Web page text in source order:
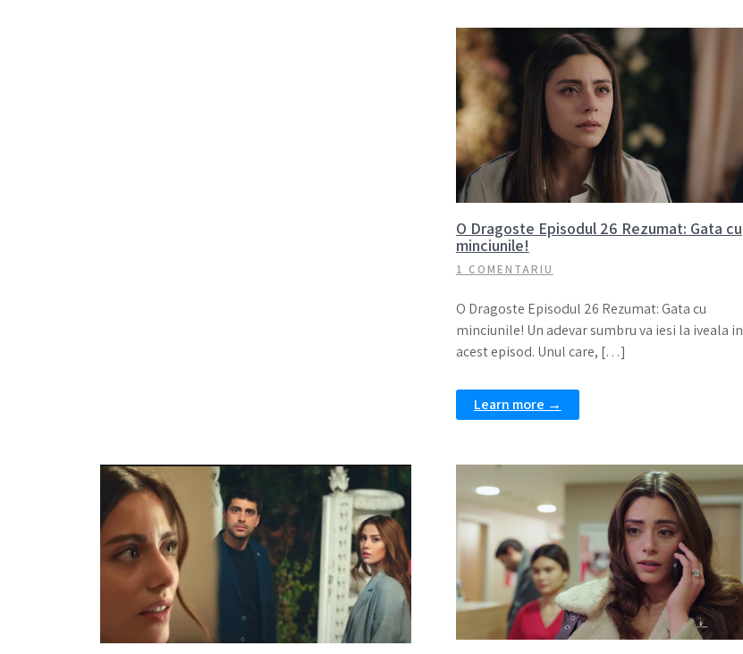
O Dragoste Episodul 26 Rezumat: Gata cu
minciunile!
1 COMENTARIU
O Dragoste Episodul 26 Rezumat: Gata cu
minciunile! Un adevar sumbru va iesi la iveala in
acest episod. Unul care, […]
Learn more →